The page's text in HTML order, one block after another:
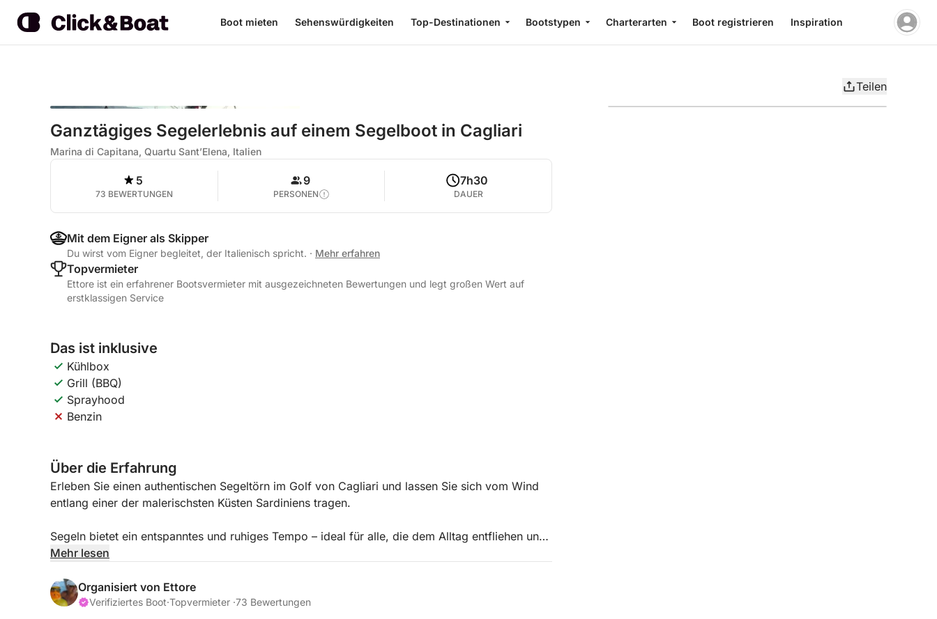
Boot mieten Sehenswürdigkeiten Top-Destinationen Bootstypen Charterarten Boot registrieren Inspiration
Teilen
Ganztägiges Segelerlebnis auf einem Segelboot in Cagliari
Marina di Capitana, Quartu Sant’Elena, Italien
5
73 BEWERTUNGEN
9
PERSONEN
7h30
DAUER
Mit dem Eigner als Skipper
Du wirst vom Eigner begleitet, der Italienisch spricht. · Mehr erfahren
Topvermieter
Ettore ist ein erfahrener Bootsvermieter mit ausgezeichneten Bewertungen und legt großen Wert auf
erstklassigen Service
Das ist inklusive
Kühlbox
Grill (BBQ)
Sprayhood
Benzin
Über die Erfahrung
Erleben Sie einen authentischen Segeltörn im Golf von Cagliari und lassen Sie sich vom Wind
entlang einer der malerischsten Küsten Sardiniens tragen.
Segeln bietet ein entspanntes und ruhiges Tempo – ideal für alle, die dem Alltag entfliehen und
ganz in die Natur eintauchen möchten. Fernab vom Motorenlärm genießen Sie das Rauschen
Tagsüber segeln Sie entlang der Küste, vorbei an weißen Klippen und versteckten Buchten, mit
Mehr lesen
Organisiert von Ettore
Verifiziertes Boot·Topvermieter ·73 Bewertungen